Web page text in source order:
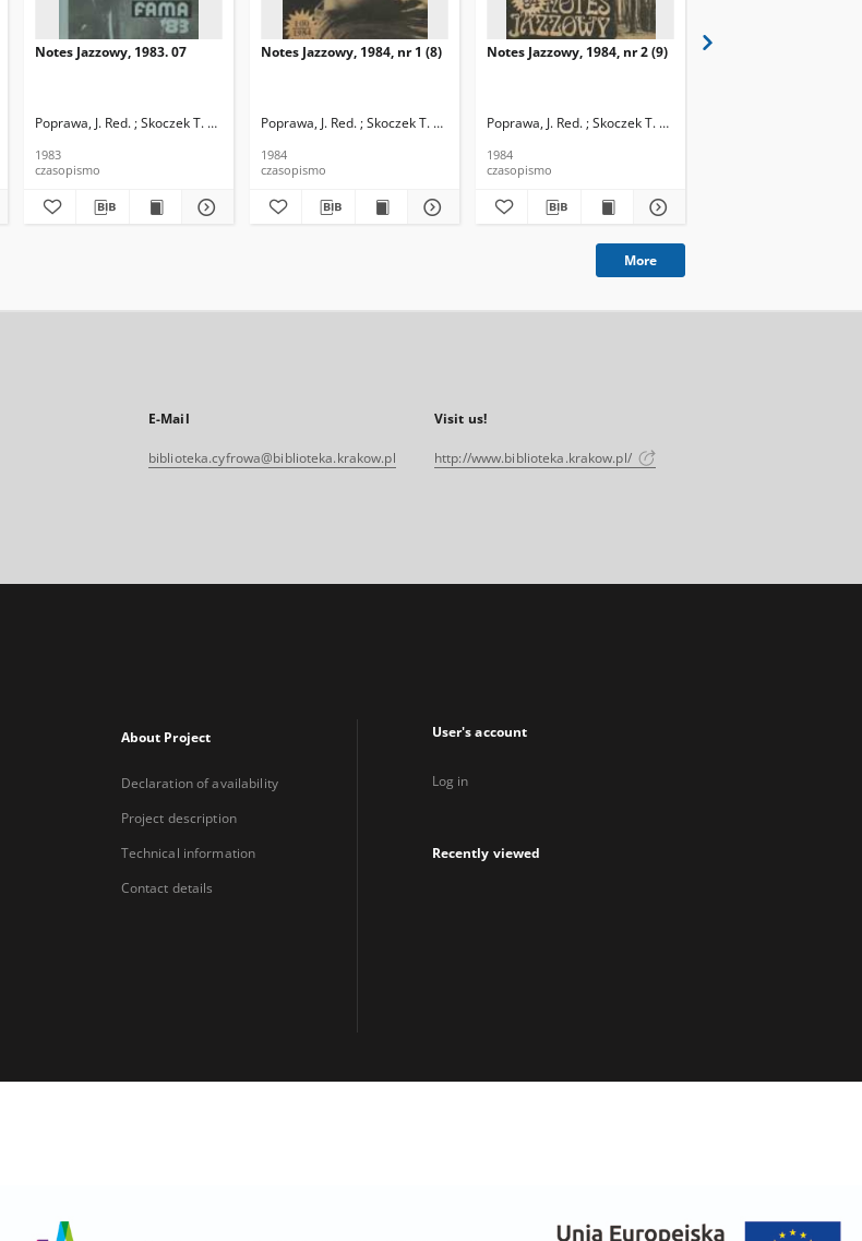
Notes Jazzowy, 1983. 07
Poprawa, J. Red. ; Skoczek T. Red.
1983
czasopismo
Notes Jazzowy, 1984, nr 1 (8)
Poprawa, J. Red. ; Skoczek T. Red.
1984
czasopismo
Notes Jazzowy, 1984, nr 2 (9)
Poprawa, J. Red. ; Skoczek T. Red.
1984
czasopismo
More
E-Mail
biblioteka.cyfrowa@biblioteka.krakow.pl
Visit us!
http://www.biblioteka.krakow.pl/
About Project
Declaration of availability
Project description
Technical information
Contact details
User's account
Log in
Recently viewed